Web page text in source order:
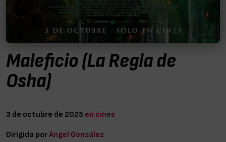
Maleficio (La Regla de
Osha)
3 de octubre de 2025 en cines
Dirigida porÁngel González